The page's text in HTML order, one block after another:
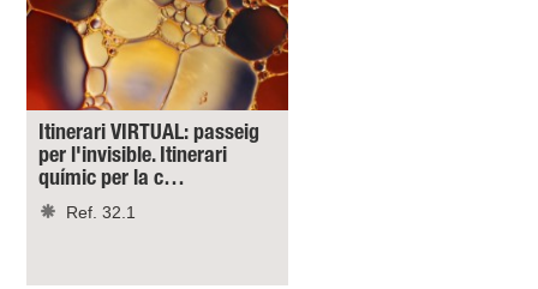
Itinerari VIRTUAL: passeig
per l'invisible. Itinerari
químic per la c…
Ref. 32.1